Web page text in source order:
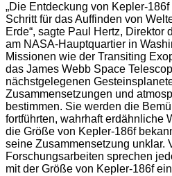
„Die Entdeckung von Kepler-
Schritt für das Auffinden von
Erde“, sagte Paul Hertz, Direktor
am NASA-Hauptquartier in
Missionen wie der Transiting
das James Webb Space
nächstgelegenen
Zusammensetzungen und
bestimmen. Sie werden die
fortführten, wahrhaft erdähnliche
die Größe von Kepler-186f
seine Zusammensetzung unklar.
Forschungsarbeiten sprechen
mit der Größe von Kepler-186f